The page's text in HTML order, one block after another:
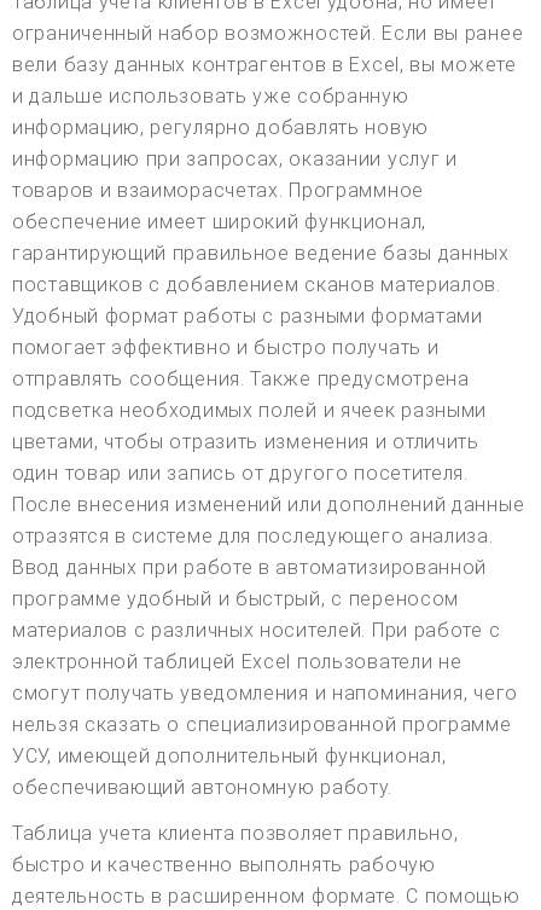
ограниченный набор возможностей. Если вы ранее
вели базу данных контрагентов в Excel, вы можете
и дальше использовать уже собранную
информацию, регулярно добавлять новую
информацию при запросах, оказании услуг и
товаров и взаиморасчетах. Программное
обеспечение имеет широкий функционал,
гарантирующий правильное ведение базы данных
поставщиков с добавлением сканов материалов.
Удобный формат работы с разными форматами
помогает эффективно и быстро получать и
отправлять сообщения. Также предусмотрена
подсветка необходимых полей и ячеек разными
цветами, чтобы отразить изменения и отличить
один товар или запись от другого посетителя.
После внесения изменений или дополнений данные
отразятся в системе для последующего анализа.
Ввод данных при работе в автоматизированной
программе удобный и быстрый, с переносом
материалов с различных носителей. При работе с
электронной таблицей Excel пользователи не
смогут получать уведомления и напоминания, чего
нельзя сказать о специализированной программе
УСУ, имеющей дополнительный функционал,
обеспечивающий автономную работу.
Таблица учета клиента позволяет правильно,
быстро и качественно выполнять рабочую
деятельность в расширенном формате. С помощью